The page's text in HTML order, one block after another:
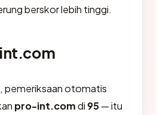
berskor lebih tinggi.
pemeriksaan otomatis
pro-int.comdi 95— itu